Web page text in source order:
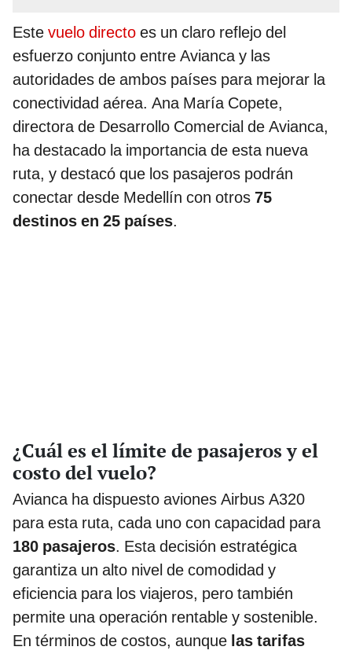
Este vuelo directo es un claro reflejo del
esfuerzo conjunto entre Avianca y las
autoridades de ambos países para mejorar la
conectividad aérea. Ana María Copete,
directora de Desarrollo Comercial de Avianca,
ha destacado la importancia de esta nueva
ruta, y destacó que los pasajeros podrán
conectar desde Medellín con otros 75
destinos en 25 países.
¿Cuál es el límite de pasajeros y el
costo del vuelo?
Avianca ha dispuesto aviones Airbus A320
para esta ruta, cada uno con capacidad para
180 pasajeros. Esta decisión estratégica
garantiza un alto nivel de comodidad y
eficiencia para los viajeros, pero también
permite una operación rentable y sostenible.
En términos de costos, aunque las tarifas